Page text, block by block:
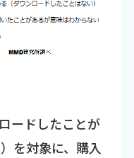
ードしたことが
を対象に、購入